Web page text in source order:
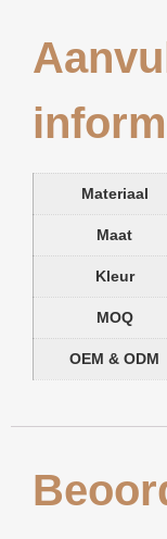
Materiaal
Maat
Kleur
MOQ
OEM & ODM